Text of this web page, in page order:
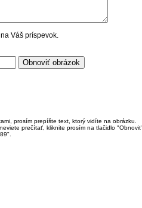
Váš príspevok.
prosím prepíšte text, ktorý vidíte na obrázku.
prečítať, kliknite prosím na tlačidlo "Obnoviť